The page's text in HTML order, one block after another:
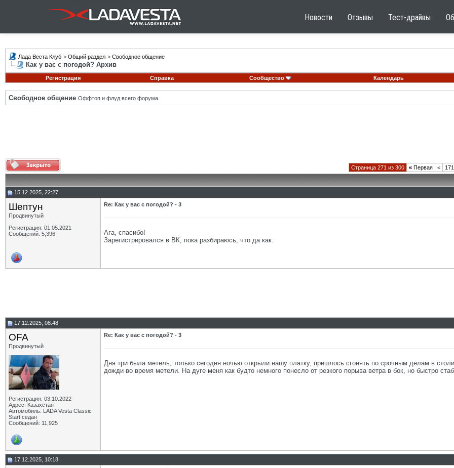
Новости Отзывы Тест-драйвы
Лада Веста Клуб > Общий раздел > Свободное общение
Как у вас с погодой? Архив
Регистрация
Справка Сообщество Календарь
Свободное общение Оффтоп и флуд всего форума.
Страница 271 из 300 « Первая < 171
15.12.2025, 22:27
Шептун
Продвинутый
Регистрация: 01.05.2021
Сообщений: 5,396
Re: Как у вас с погодой? - 3
Ага, спасибо!
Зарегистрировался в ВК, пока разбираюсь, что да как.
17.12.2025, 08:48
OFA
Продвинутый
Регистрация: 03.10.2022
Адрес: Казахстан
Автомобиль: LADA Vesta Classic
Start седан
Сообщений: 11,925
Re: Как у вас с погодой? - 3
Дня три была метель, только сегодня ночью открыли нашу платку, пришлось сгонять по срочным делам в
дожди во время метели. На дуге меня как будто немного понесло от резкого порыва ветра в бок, но быстро
17.12.2025, 10:18